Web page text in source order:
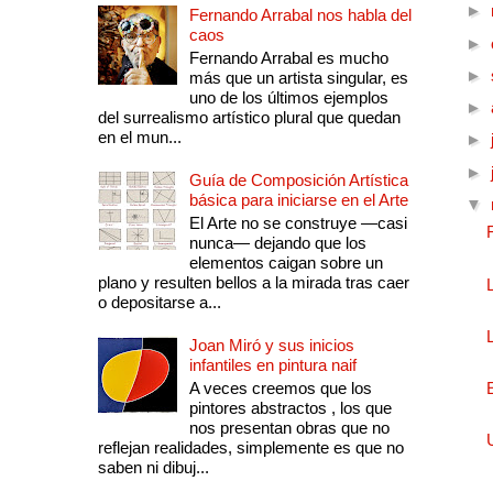
Fernando Arrabal nos habla del
caos
Fernando Arrabal es mucho
más que un artista singular, es
uno de los últimos ejemplos
del surrealismo artístico plural que quedan
en el mun...
Guía de Composición Artística
básica para iniciarse en el Arte
El Arte no se construye —casi
nunca— dejando que los
elementos caigan sobre un
plano y resulten bellos a la mirada tras caer
o depositarse a...
Joan Miró y sus inicios
infantiles en pintura naif
A veces creemos que los
pintores abstractos , los que
nos presentan obras que no
reflejan realidades, simplemente es que no
saben ni dibuj...
►
►
►
►
►
►
▼